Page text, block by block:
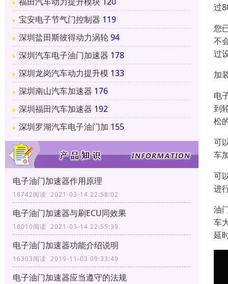
宝安电子节气门控制器 119
深圳盐田斯彼得动力涡轮94
深圳汽车电子油门加速器 178
深圳龙岗汽车动力提升模 133
深圳南山汽车加速器 176
深圳福田汽车加速器 192
深圳罗湖汽车电子油门加 155
电子油门加速器作用原理
18742阅读 2021-03-14 22:58:02
电子油门加速器与刷ECU同效果
18010阅读 2021-03-14 22:55:39
电子油门加速器功能介绍说明
16303阅读 2019-11-03 09:33:49
电子油门加速器应当遵守的法规
过
您
不
过
加
电
到
松
可
车
可
进
油
车
延